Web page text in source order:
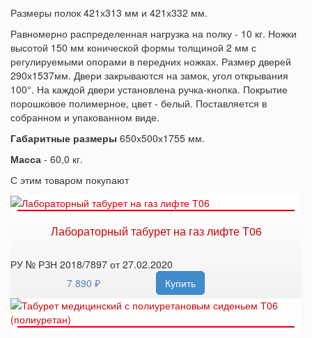
Размеры полок 421х313 мм и 421х332 мм.
Равномерно распределенная нагрузка на полку - 10 кг. Ножки
высотой 150 мм конической формы толщиной 2 мм с
регулируемыми опорами в передних ножках. Размер дверей
290х1537мм. Двери закрываются на замок, угол открывания
100°. На каждой двери установлена ручка-кнопка. Покрытие
порошковое полимерное, цвет - белый. Поставляется в
собранном и упакованном виде.
Габаритные размеры 650х500х1755 мм.
Масса - 60,0 кг.
С этим товаром покупают
Лабораторный табурет на газ лифте Т06
РУ № РЗН 2018/7897 от 27.02.2020
7 890 ₽
Купить